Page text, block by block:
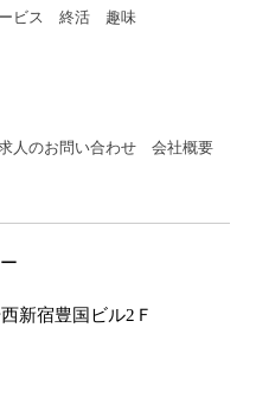
ビス 終活
趣味
人のお問い合わせ
会社概要
新宿豊国ビル2Ｆ